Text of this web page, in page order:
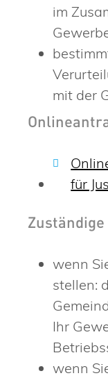
im
mit der
für
wenn
stellen:
Ihr
wenn